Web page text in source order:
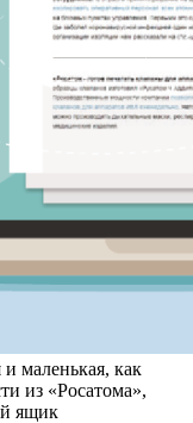
и маленькая, как
из «Росатома»,
ящик